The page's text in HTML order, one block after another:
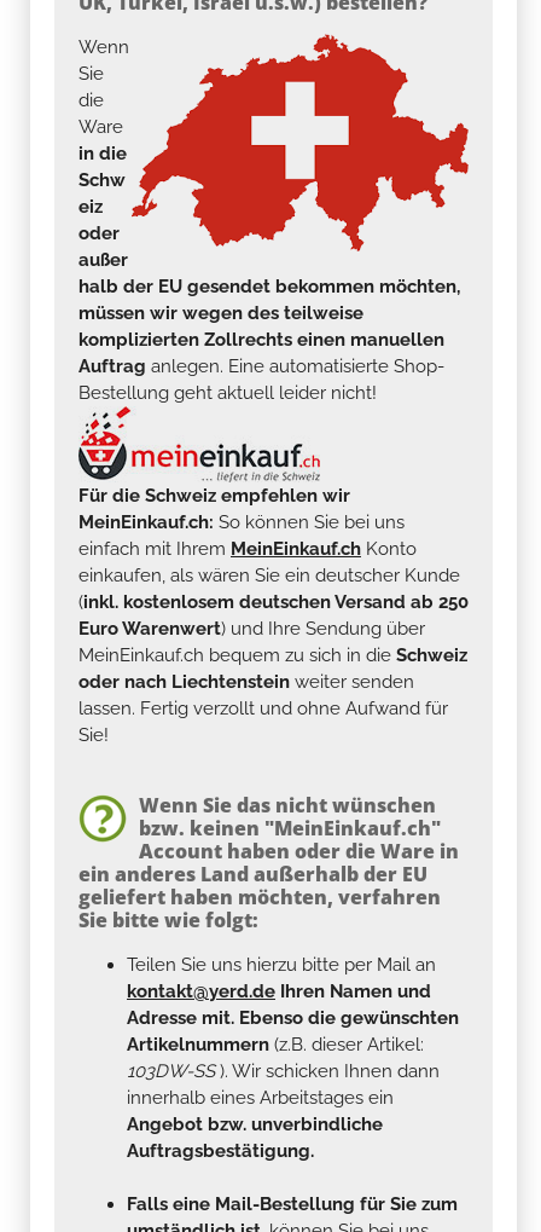
Wenn
Sie
die
Ware
in die
Schw
eiz
oder
außer
halb der EU gesendet bekommen möchten,
müssen wir wegen des teilweise
komplizierten Zollrechts einen manuellen
Auftrag anlegen. Eine automatisierte Shop-
Bestellung geht aktuell leider nicht!
Für die Schweiz empfehlen wir
MeinEinkauf.ch: So können Sie bei uns
einfach mit Ihrem MeinEinkauf.ch Konto
einkaufen, als wären Sie ein deutscher Kunde
(inkl. kostenlosem deutschen Versand ab 250
Euro Warenwert) und Ihre Sendung über
MeinEinkauf.ch bequem zu sich in die Schweiz
oder nach Liechtenstein weiter senden
lassen. Fertig verzollt und ohne Aufwand für
Sie!
Wenn Sie das nicht wünschen
bzw. keinen "MeinEinkauf.ch"
Account haben oder die Ware in
ein anderes Land außerhalb der EU
geliefert haben möchten, verfahren
Sie bitte wie folgt:
Teilen Sie uns hierzu bitte per Mail an
kontakt@yerd.de Ihren Namen und
Adresse mit. Ebenso die gewünschten
Artikelnummern (z.B. dieser Artikel:
103DW-SS). Wir schicken Ihnen dann
innerhalb eines Arbeitstages ein
Angebot bzw. unverbindliche
Auftragsbestätigung.
Falls eine Mail-Bestellung für Sie zum